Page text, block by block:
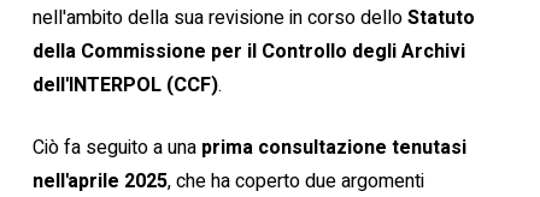
nell'ambito della sua revisione in corso delloStatuto
della Commissione per il Controllo degli Archivi
dell'INTERPOL (CCF).
Ciò fa seguito a una prima consultazione tenutasi
nell'aprile 2025, che ha coperto due argomenti